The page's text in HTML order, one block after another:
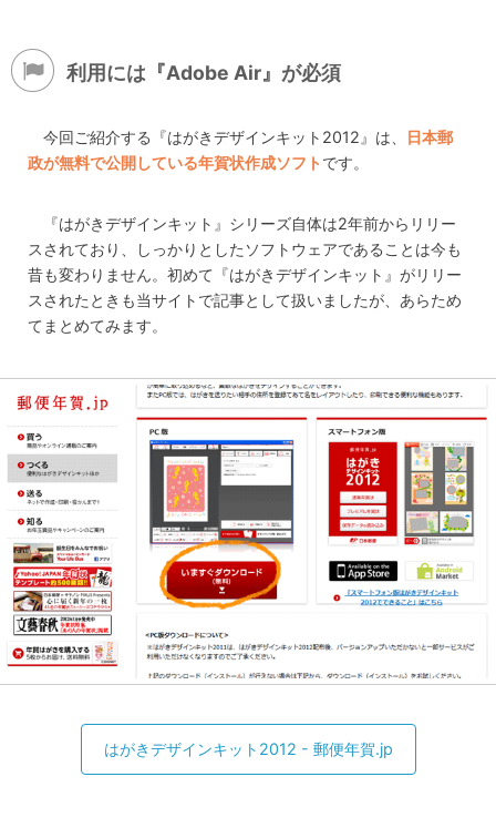
利用には『Adobe Air』が必須
今回ご紹介する『はがきデザインキット2012』は、 日本郵
政が無料で公開している年賀状作成ソフトです。
『はがきデザインキット』シリーズ自体は2年前からリリー
スされており、しっかりとしたソフトウェアであることは今も
昔も変わりません。初めて『はがきデザインキット』がリリー
スされたときも当サイトで記事として扱いましたが、あらため
てまとめてみます。
はがきデザインキット2012 - 郵便年賀.jp